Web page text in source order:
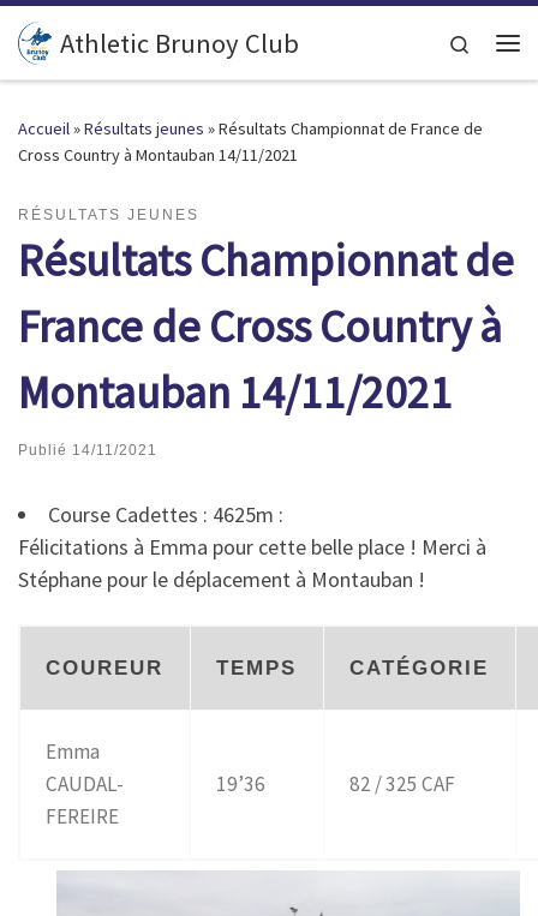
Passer au contenu
Athletic Brunoy Club Search
Accueil»Résultats jeunes »Résultats Championnat de France de
Cross Country à Montauban 14/11/2021
RÉSULTATS JEUNES
Résultats Championnat de
France de Cross Country à
Montauban 14/11/2021
Publié 14/11/2021
Course Cadettes : 4625m :
Félicitations à Emma pour cette belle place ! Merci à
Stéphane pour le déplacement à Montauban !
COUREUR TEMPS CATÉGORIE
Emma
CAUDAL-
FEREIRE
19’36 82 / 325 CAF